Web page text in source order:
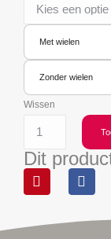
Met wielen
Zonder wielen
Wissen
Dit